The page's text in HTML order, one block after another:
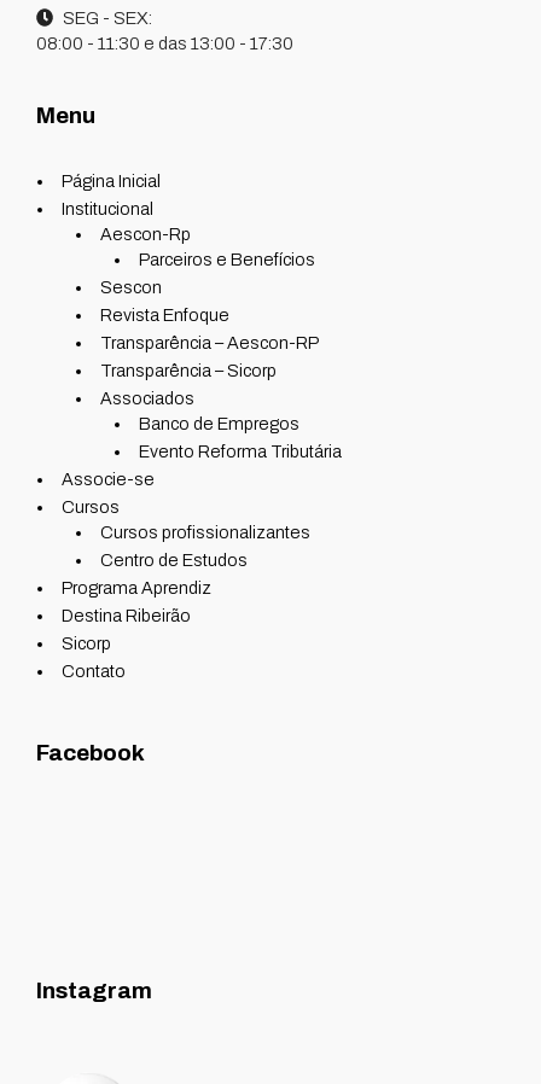
SEG - SEX:
08:00 - 11:30 e das 13:00 - 17:30
Menu
Página Inicial
Institucional
Aescon-Rp
Parceiros e Benefícios
Sescon
Revista Enfoque
Transparência – Aescon-RP
Transparência – Sicorp
Associados
Banco de Empregos
Evento Reforma Tributária
Associe-se
Cursos
Cursos profissionalizantes
Centro de Estudos
Programa Aprendiz
Destina Ribeirão
Sicorp
Contato
Facebook
Instagram